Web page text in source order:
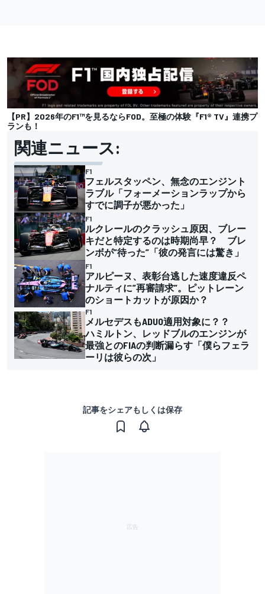
【PR】2026年のF1™︎を見るならFOD。至極の体験『F1® TV』連携プ
ランも！
関連ニュース:
F1
フェルスタッペン、無念のエンジント
ラブル「フォーメーションラップから
すでに調子が悪かった」
F1
ルクレールのクラッシュ原因、ブレー
キだと特定するのは時期尚早？ ブレ
ンボが”待った”「彼の発言には驚き」
F1
アルピーヌ、表彰台逃した速度違反ペ
ナルティに”再審請求”。ピットレーン
のショートカットが原因か？
F1
メルセデスもADUO適用対象に？？
ハミルトン、レッドブルのエンジンが
最強とのFIAの判断漏らす「僕らフェラ
ーリは彼らの次」
記事をシェアもしくは保存